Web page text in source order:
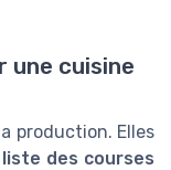
une cuisine
production. Elles
liste des courses